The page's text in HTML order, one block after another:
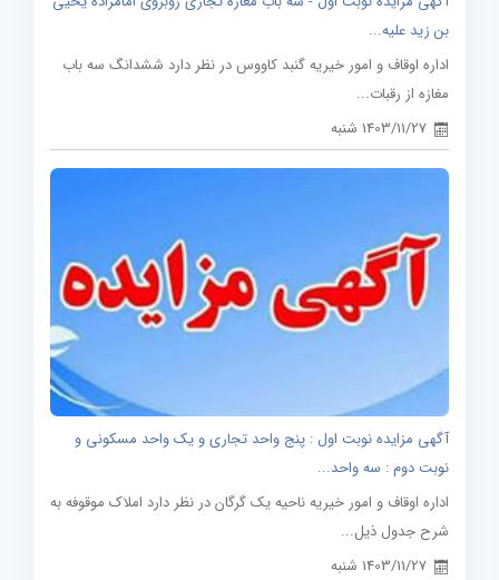
بن زید علیه...
اداره اوقاف و امور خیریه گنبد کاووس در نظر دارد ششدانگ سه باب
مغازه از رقبات...
1403/11/27 شنبه
آگهی مزایده نوبت اول : پنج واحد تجاری و یک واحد مسکونی و
نوبت دوم : سه واحد...
اداره اوقاف و امور خیریه ناحیه یک گرگان در نظر دارد املاک موقوفه به
شرح جدول ذیل...
1403/11/27 شنبه